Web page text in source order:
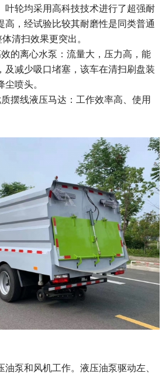
叶轮均采用高科技技术进行了超强耐
高，经试验比较其耐磨性是同类普通
清扫效果更突出。
的离心水泵：流量大，压力高，能
及减少吸口堵塞，该车在清扫刷盘装
喷头。
摆线液压马达：工作效率高、使用
泵和风机工作。液压油泵驱动左、